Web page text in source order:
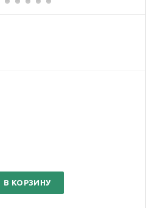
В КОРЗИНУ